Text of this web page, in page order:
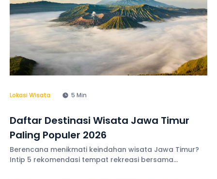
Lokasi Wisata 5 Min
Daftar Destinasi Wisata Jawa Timur
Paling Populer 2026
Berencana menikmati keindahan wisata Jawa Timur?
Intip 5 rekomendasi tempat rekreasi bersama